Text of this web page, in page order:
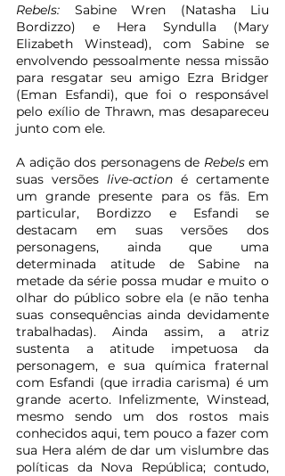
Rebels: Sabine Wren (Natasha Liu
Bordizzo) e Hera Syndulla (Mary
Elizabeth Winstead), com Sabine se
envolvendo pessoalmente nessa missão
para resgatar seu amigo Ezra Bridger
(Eman Esfandi), que foi o responsável
pelo exílio de Thrawn, mas desapareceu
junto com ele.
A adição dos personagens de Rebels em
suas versões live-action é certamente
um grande presente para os fãs. Em
particular, Bordizzo e Esfandi se
destacam em suas versões dos
personagens, ainda que uma
determinada atitude de Sabine na
metade da série possa mudar e muito o
olhar do público sobre ela (e não tenha
suas consequências ainda devidamente
trabalhadas). Ainda assim, a atriz
sustenta a atitude impetuosa da
personagem, e sua química fraternal
com Esfandi (que irradia carisma) é um
grande acerto. Infelizmente, Winstead,
mesmo sendo um dos rostos mais
conhecidos aqui, tem pouco a fazer com
sua Hera além de dar um vislumbre das
políticas da Nova República; contudo,